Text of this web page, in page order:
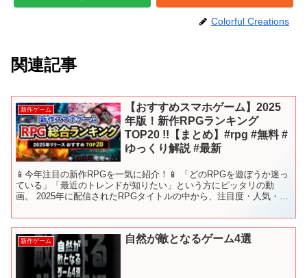
Colorful Creations
関連記事
新作ゲーム
【おすすめスマホゲーム】2025
年版！新作RPGランキング
TOP20 !!【まとめ】#rpg #無料 #
ゆっくり解説 #最新
📱今年注目の新作RPGを一気に紹介！📱 「どのRPGを遊ぼうか迷っ
ている」「最近のトレンドが知りたい」という方にピッタリの動
画。 2025年に配信されたRPGタイトルの中から、注目度・人気・評
新作ゲーム 自然が敵となるゲーム4選